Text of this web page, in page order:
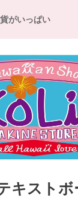
がいっぱい
キストボ